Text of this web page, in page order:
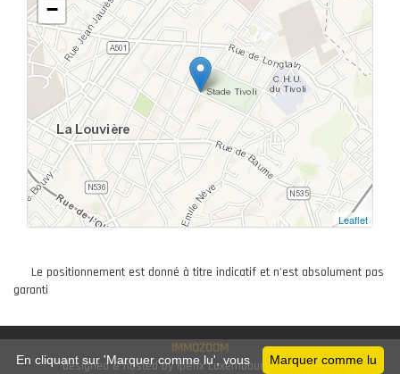
−
Leaflet
Le positionnement est donné à titre indicatif et n'est absolument pas
garanti
IMMOZOOM
designed & hosted by Ipefix Luxembourg SARL © 2019
Marquer comme lu
En cliquant sur 'Marquer comme lu', vous